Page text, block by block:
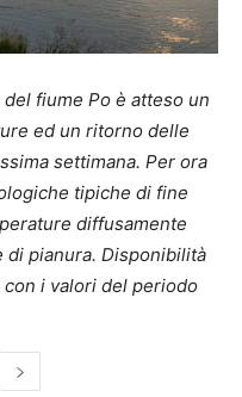
fiume Po è atteso un
ed un ritorno delle
settimana. Per ora
tipiche di fine
diffusamente
di pianura. Disponibilità
i valori del periodo